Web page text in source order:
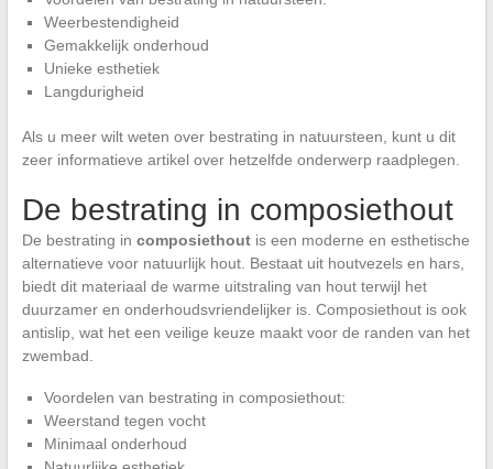
Weerbestendigheid
Gemakkelijk onderhoud
Unieke esthetiek
Langdurigheid
Als u meer wilt weten over bestrating in natuursteen, kunt u dit
zeer informatieve artikel over hetzelfde onderwerp raadplegen.
De bestrating in composiethout
De bestrating in composiethoutis een moderne en esthetische
alternatieve voor natuurlijk hout. Bestaat uit houtvezels en hars,
biedt dit materiaal de warme uitstraling van hout terwijl het
duurzamer en onderhoudsvriendelijker is. Composiethout is ook
antislip, wat het een veilige keuze maakt voor de randen van het
zwembad.
Voordelen van bestrating in composiethout:
Weerstand tegen vocht
Minimaal onderhoud